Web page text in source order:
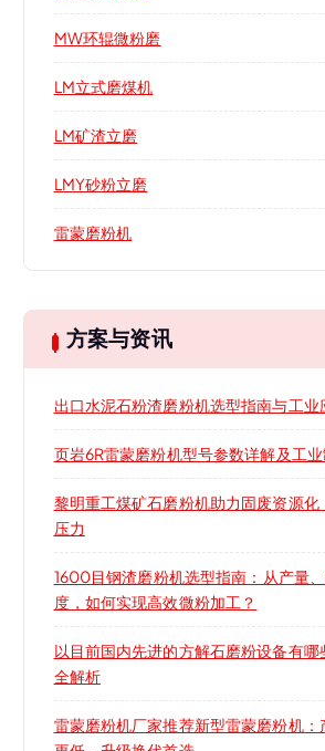
MW环辊微粉磨
LM立式磨煤机
LM矿渣立磨
LMY砂粉立磨
雷蒙磨粉机
方案与资讯
出口水泥石粉渣磨粉机选型指南与工业
页岩6R雷蒙磨粉机型号参数详解及工
黎明重工煤矿石磨粉机助力固废资源化
压力
1600目钢渣磨粉机选型指南：从产量
度，如何实现高效微粉加工？
以目前国内先进的方解石磨粉设备有
全解析
雷蒙磨粉机厂家推荐新型雷蒙磨粉机：